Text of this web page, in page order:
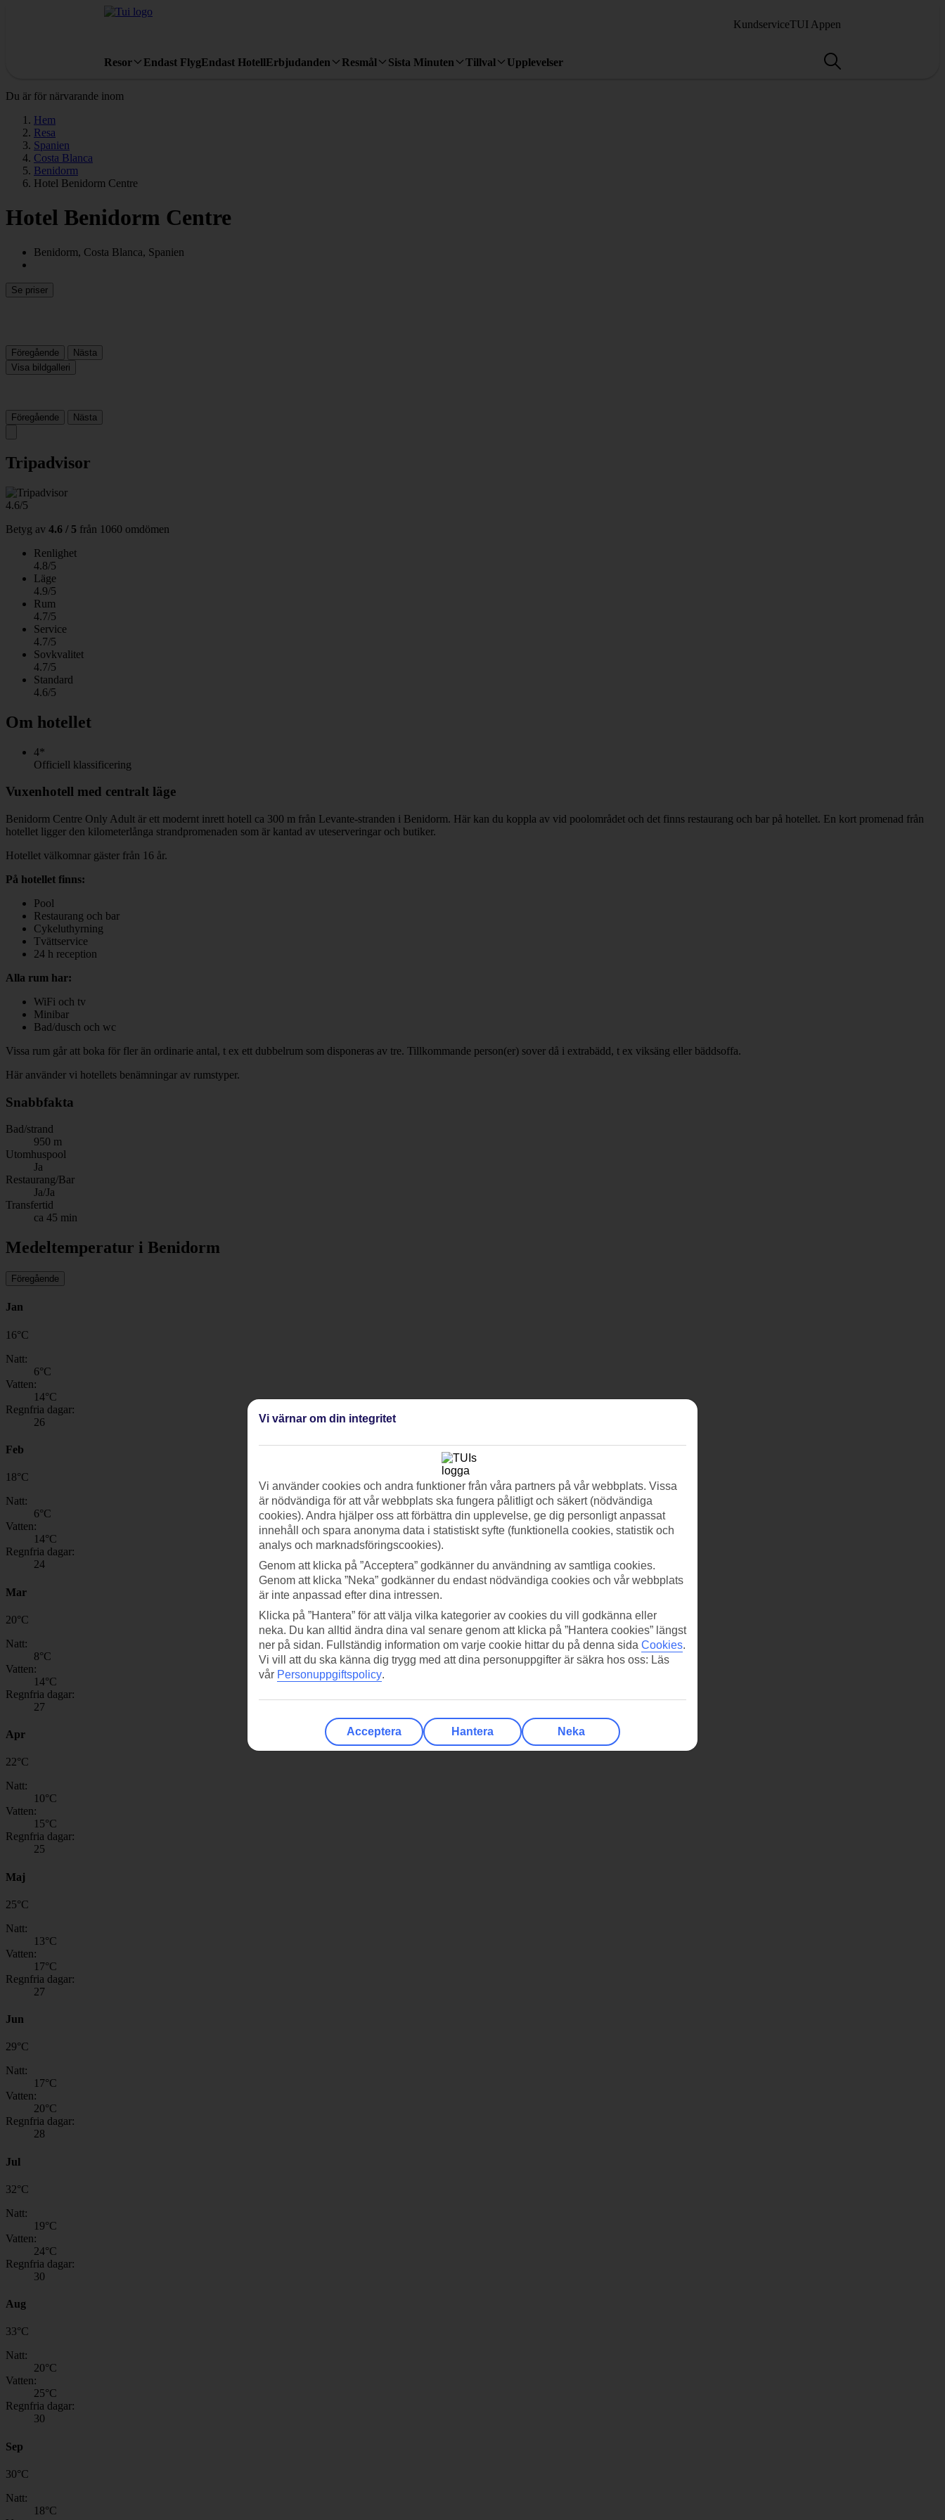
KundserviceTUI Appen
Resor Endast FlygEndast HotellErbjudanden Resmål Sista Minuten Tillval Upplevelser
Du är för närvarande inom
Hem
Resa
Spanien
Costa Blanca
Benidorm
Hotel Benidorm Centre
Hotel Benidorm Centre
Benidorm, Costa Blanca, Spanien
Se priser
Föregående
Nästa
Visa bildgalleri
Föregående Nästa
Tripadvisor
4.6/5
Betyg av 4.6 / 5 från 1060 omdömen
Renlighet
4.8/5
Läge
4.9/5
Rum
4.7/5
Service
4.7/5
Sovkvalitet
4.7/5
Standard
4.6/5
Om hotellet
4*
Officiell klassificering
Vuxenhotell med centralt läge
Benidorm Centre Only Adult är ett modernt inrett hotell ca 300 m från Levante-stranden i Benidorm. Här kan du koppla av vid poolområdet och det finns restaurang och bar på hotellet. En kort promenad från
hotellet ligger den kilometerlånga strandpromenaden som är kantad av uteserveringar och butiker.
Hotellet välkomnar gäster från 16 år.
På hotellet finns:
Pool
Restaurang och bar
Cykeluthyrning
Tvättservice
24 h reception
Alla rum har:
WiFi och tv
Minibar
Bad/dusch och wc
Vissa rum går att boka för fler än ordinarie antal, t ex ett dubbelrum som disponeras av tre. Tillkommande person(er) sover då i extrabädd, t ex viksäng eller bäddsoffa.
Här använder vi hotellets benämningar av rumstyper.
Snabbfakta
Bad/strand
950 m
Utomhuspool
Ja
Restaurang/Bar
Ja/Ja
Transfertid
ca 45 min
Medeltemperatur i Benidorm
Föregående
Jan
16°C
Natt:
6°C
Vatten:
14°C
Regnfria dagar:
26
Feb
18°C
Natt:
6°C
Vatten:
14°C
Regnfria dagar:
24
Mar
20°C
Natt:
8°C
Vatten:
14°C
Regnfria dagar:
27
Apr
22°C
Natt:
10°C
Vatten:
15°C
Regnfria dagar:
25
Maj
25°C
Natt:
13°C
Vatten:
17°C
Regnfria dagar:
27
Jun
29°C
Natt:
17°C
Vatten:
20°C
Regnfria dagar:
28
Jul
32°C
Natt:
19°C
Vatten:
24°C
Regnfria dagar:
30
Aug
33°C
Natt:
20°C
Vatten:
25°C
Regnfria dagar:
30
Sep
30°C
Natt:
18°C
Vi värnar om din integritet
Vi använder cookies och andra funktioner från våra partners på vår webbplats. Vissa
är nödvändiga för att vår webbplats ska fungera pålitligt och säkert (nödvändiga
cookies). Andra hjälper oss att förbättra din upplevelse, ge dig personligt anpassat
innehåll och spara anonyma data i statistiskt syfte (funktionella cookies, statistik och
analys och marknadsföringscookies).
Genom att klicka på ”Acceptera” godkänner du användning av samtliga cookies.
Genom att klicka ”Neka” godkänner du endast nödvändiga cookies och vår webbplats
är inte anpassad efter dina intressen.
Klicka på ”Hantera” för att välja vilka kategorier av cookies du vill godkänna eller
neka. Du kan alltid ändra dina val senare genom att klicka på ”Hantera cookies” längst
ner på sidan. Fullständig information om varje cookie hittar du på denna sida Cookies.
Vi vill att du ska känna dig trygg med att dina personuppgifter är säkra hos oss: Läs
vår Personuppgiftspolicy.
Acceptera Hantera Neka